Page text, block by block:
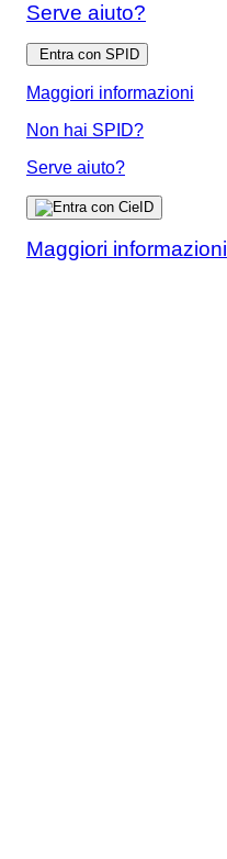
Serve aiuto?
Entra con SPID
Maggiori informazioni
Non hai SPID?
Serve aiuto?
Maggiori informazioni